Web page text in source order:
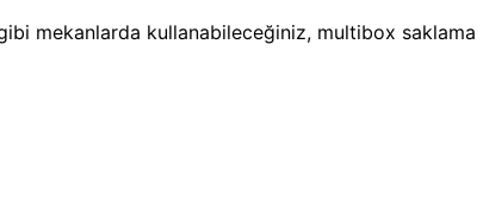
mekanlarda kullanabileceğiniz, multibox saklama